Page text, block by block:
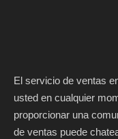
El servicio de ventas
usted en cualquier
proporcionar una
de ventas puede